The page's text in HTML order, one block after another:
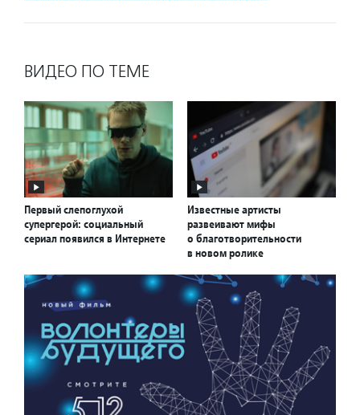
ВИДЕО ПО ТЕМЕ
Первый слепоглухой
супергерой: социальный
сериал появился в Интернете
Известные артисты
развеивают мифы
о благотворительности
в новом ролике